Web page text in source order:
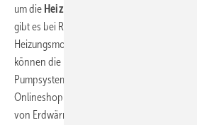
um die Heiztechnik auf ein neues
gibt es bei Reisser verschiedene Aktivitäten.
Heizungsmodernisierung oder
können die notwendigen Heizungslagen,
Pumpsysteme und auch das
Onlineshop oder die regionalen Abhollager
von Erdwärme, Sonnenwärme, Luft oder